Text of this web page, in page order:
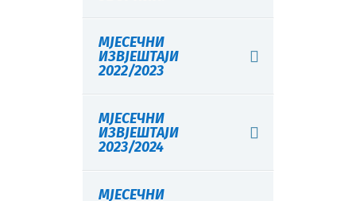
МЈЕСЕЧНИ
ИЗВЈЕШТАЈИ
2022/2023
МЈЕСЕЧНИ
ИЗВЈЕШТАЈИ
2023/2024
МЈЕСЕЧНИ